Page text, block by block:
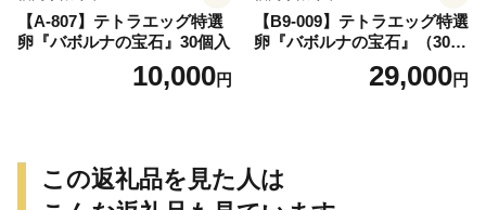
【A-807】テトラエッグ特選
卵『バボルナの宝石』30個入
10,000円
【B9-009】テトラエッグ特選
卵『バボルナの宝石』（30
個/月）【3カ月定期便】
29,000円
この返礼品を見た人は